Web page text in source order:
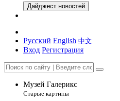
Дайджест новостей
Русский English 中文
Вход Регистрация
Музей Галерикс
Старые картины